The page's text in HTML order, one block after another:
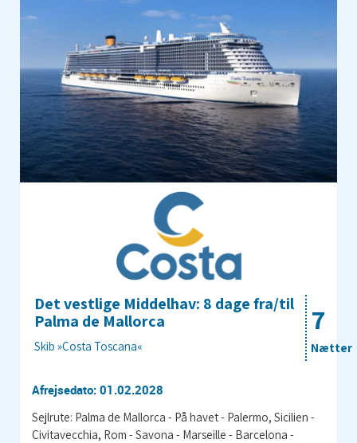
7
Nætter
Det vestlige Middelhav: 8 dage fra/til
Palma de Mallorca
Skib »Costa Toscana«
Afrejsedato: 01.02.2028
Sejlrute: Palma de Mallorca - På havet - Palermo, Sicilien -
Civitavecchia, Rom - Savona - Marseille - Barcelona -